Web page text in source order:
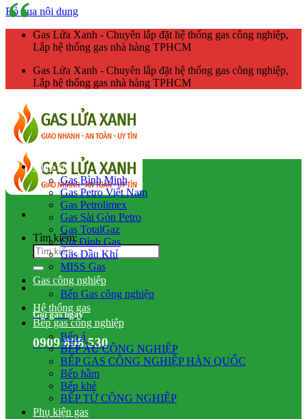
Bỏ qua nội dung
Gas Lửa Xanh - Chuyên lắp đặt hệ thống gas công nghiệp,
Lắp hệ thống gas nhà hàng TPHCM
Gas Lửa Xanh - Chuyên lắp đặt hệ thống gas công nghiệp,
Lắp hệ thống gas nhà hàng TPHCM
Tìm kiếm:
Gọi gas ngay
0909.808.530
Giao gas
Gas Bình Minh
Gas Petro Việt Nam
Gas Petrolimex
Gas Sài Gòn Petro
Gas TotalGaz
Gia Đình Gas
Gas Dầu Khí
MISS Gas
Gas công nghiệp
Bếp Gas công nghiệp
Hệ thống gas
Bếp gas công nghiệp
Bếp á
BẾP ÂU CÔNG NGHIỆP
BẾP GAS CÔNG NGHIỆP HÀN QUỐC
Bếp hầm
Bếp khè
BẾP TỪ CÔNG NGHIỆP
Phụ kiện gas